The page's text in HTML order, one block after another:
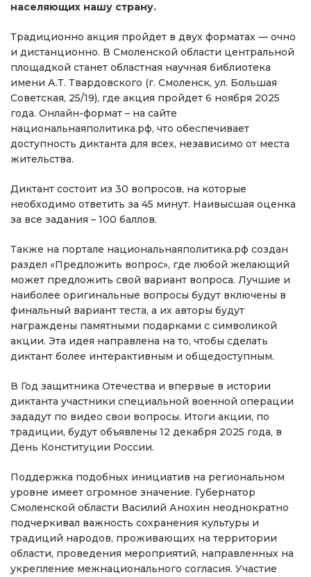
населяющих нашу страну.
Традиционно акция пройдет в двух форматах — очно
и дистанционно. В Смоленской области центральной
площадкой станет областная научная библиотека
имени А.Т. Твардовского (г. Смоленск, ул. Большая
Советская, 25/19), где акция пройдет 6 ноября 2025
года. Онлайн-формат – на сайте
национальнаяполитика.рф, что обеспечивает
доступность диктанта для всех, независимо от места
жительства.
Диктант состоит из 30 вопросов, на которые
необходимо ответить за 45 минут. Наивысшая оценка
за все задания – 100 баллов.
Также на портале национальнаяполитика.рф создан
раздел «Предложить вопрос», где любой желающий
может предложить свой вариант вопроса. Лучшие и
наиболее оригинальные вопросы будут включены в
финальный вариант теста, а их авторы будут
награждены памятными подарками с символикой
акции. Эта идея направлена на то, чтобы сделать
диктант более интерактивным и общедоступным.
В Год защитника Отечества и впервые в истории
диктанта участники специальной военной операции
зададут по видео свои вопросы. Итоги акции, по
традиции, будут объявлены 12 декабря 2025 года, в
День Конституции России.
Поддержка подобных инициатив на региональном
уровне имеет огромное значение. Губернатор
Смоленской области Василий Анохин неоднократно
подчеркивал важность сохранения культуры и
традиций народов, проживающих на территории
области, проведения мероприятий, направленных на
укрепление межнационального согласия. Участие